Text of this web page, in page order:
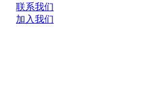
联系我们
加入我们